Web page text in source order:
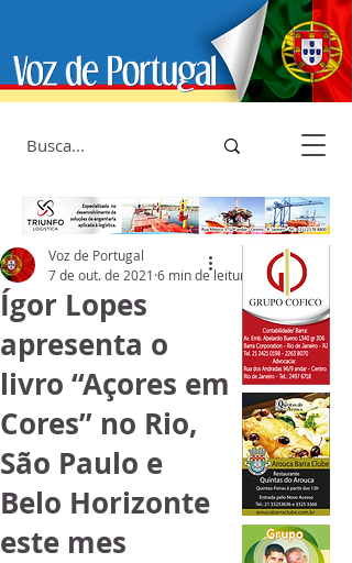
Ígor Lopes
apresenta o
livro “Açores em
Cores” no Rio,
São Paulo e
Belo Horizonte
este mes
Voz de Portugal
7 de out. de 2021 6 min de leitura